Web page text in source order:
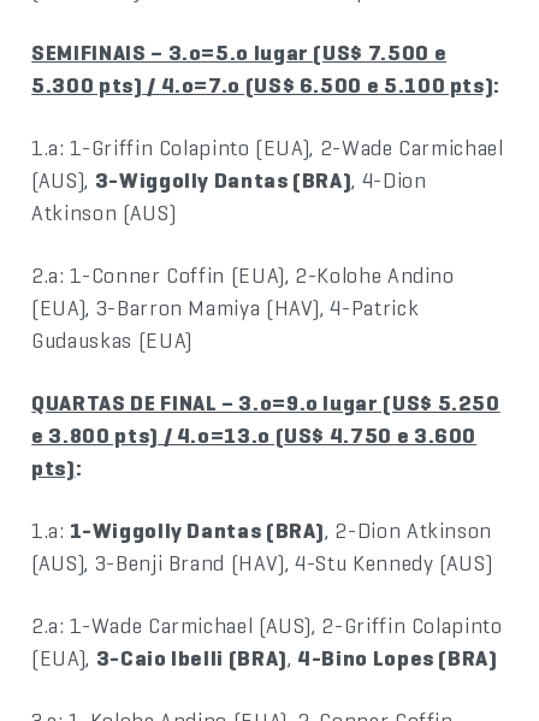
SEMIFINAIS – 3.o=5.o lugar (US$ 7.500 e
5.300 pts) / 4.o=7.o (US$ 6.500 e 5.100 pts):
1.a: 1-Griffin Colapinto (EUA), 2-Wade Carmichael
(AUS), 3-Wiggolly Dantas (BRA), 4-Dion
Atkinson (AUS)
2.a: 1-Conner Coffin (EUA), 2-Kolohe Andino
(EUA), 3-Barron Mamiya (HAV), 4-Patrick
Gudauskas (EUA)
QUARTAS DE FINAL – 3.o=9.o lugar (US$ 5.250
e 3.800 pts) / 4.o=13.o (US$ 4.750 e 3.600
pts):
1.a: 1-Wiggolly Dantas (BRA), 2-Dion Atkinson
(AUS), 3-Benji Brand (HAV), 4-Stu Kennedy (AUS)
2.a: 1-Wade Carmichael (AUS), 2-Griffin Colapinto
(EUA), 3-Caio Ibelli (BRA), 4-Bino Lopes (BRA)